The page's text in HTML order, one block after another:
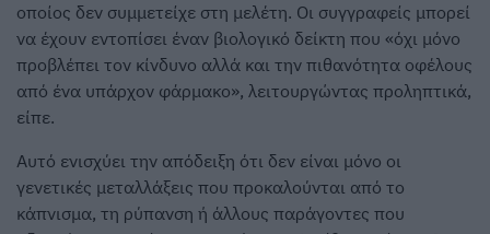
οποίος δεν συμμετείχε στη μελέτη. Οι συγγραφείς μπορεί
να έχουν εντοπίσει έναν βιολογικό δείκτη που «όχι μόνο
προβλέπει τον κίνδυνο αλλά και την πιθανότητα οφέλους
από ένα υπάρχον φάρμακο», λειτουργώντας προληπτικά,
είπε.
Αυτό ενισχύει την απόδειξη ότι δεν είναι μόνο οι
γενετικές μεταλλάξεις που προκαλούνται από το
κάπνισμα, τη ρύπανση ή άλλους παράγοντες που